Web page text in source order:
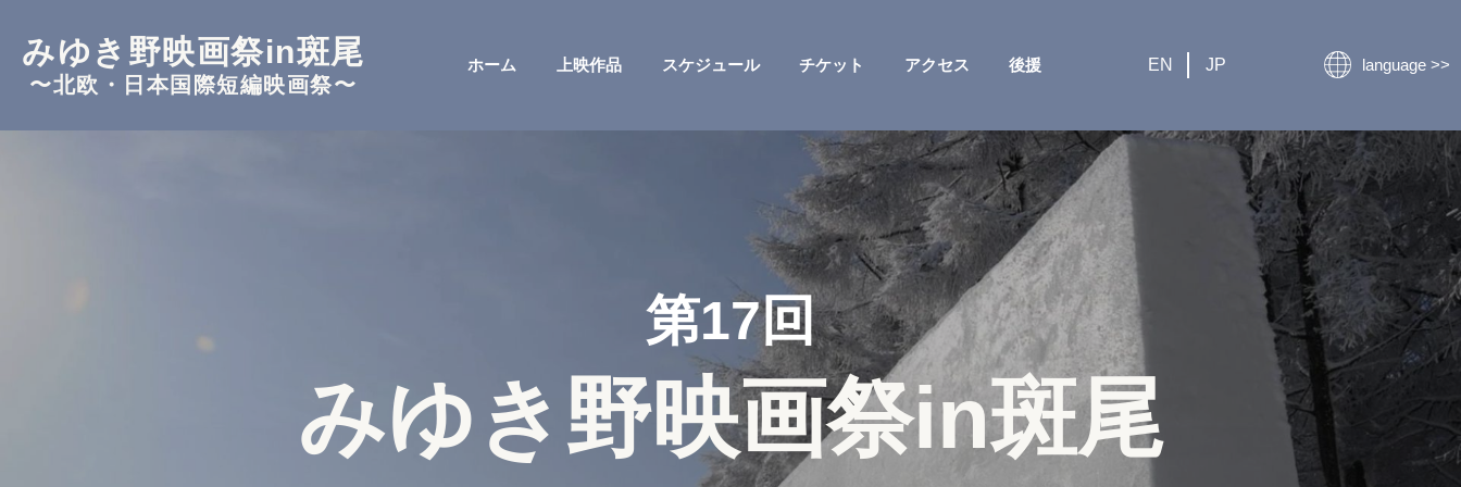
みゆき野映画祭in斑尾
〜北欧・日本国際短編映画祭〜
ホーム 上映作品 スケジュール チケット アクセス 後援 EN JP language >>
第17回
みゆき野映画祭in斑尾